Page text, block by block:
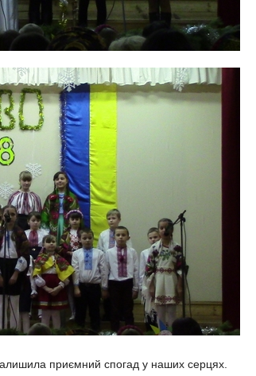
приємний спогад у наших серцях.